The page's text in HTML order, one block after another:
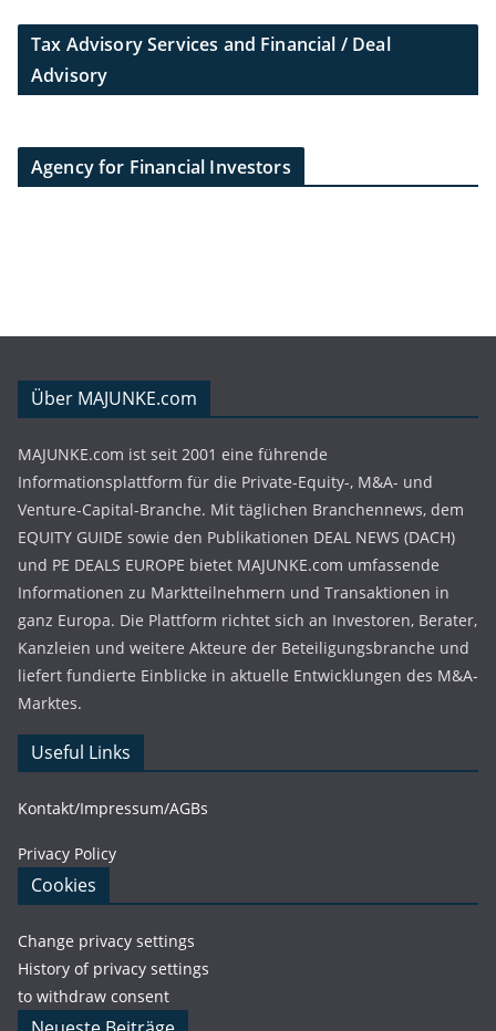
Tax Advisory Services and Financial / Deal
Advisory
Agency for Financial Investors
Über MAJUNKE.com
MAJUNKE.com ist seit 2001 eine führende
Informationsplattform für die Private-Equity-, M&A- und
Venture-Capital-Branche. Mit täglichen Branchennews, dem
EQUITY GUIDE sowie den Publikationen DEAL NEWS (DACH)
und PE DEALS EUROPE bietet MAJUNKE.com umfassende
Informationen zu Marktteilnehmern und Transaktionen in
ganz Europa. Die Plattform richtet sich an Investoren, Berater,
Kanzleien und weitere Akteure der Beteiligungsbranche und
liefert fundierte Einblicke in aktuelle Entwicklungen des M&A-
Marktes.
Useful Links
Kontakt/Impressum/AGBs
Privacy Policy
Cookies
Change privacy settings
History of privacy settings
to withdraw consent